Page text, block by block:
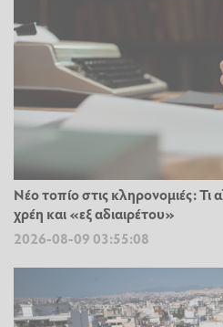
Νέο τοπίο στις κληρονομιές: Τι
χρέη και «εξ αδιαιρέτου»
2026-08-09 03:55:08